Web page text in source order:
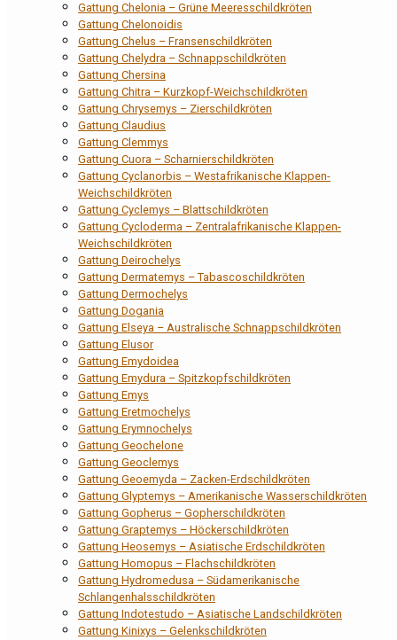
Gattung Chelonia – Grüne Meeresschildkröten
Gattung Chelonoidis
Gattung Chelus – Fransenschildkröten
Gattung Chelydra – Schnappschildkröten
Gattung Chersina
Gattung Chitra – Kurzkopf-Weichschildkröten
Gattung Chrysemys – Zierschildkröten
Gattung Claudius
Gattung Clemmys
Gattung Cuora – Scharnierschildkröten
Gattung Cyclanorbis – Westafrikanische Klappen-
Weichschildkröten
Gattung Cyclemys – Blattschildkröten
Gattung Cycloderma – Zentralafrikanische Klappen-
Weichschildkröten
Gattung Deirochelys
Gattung Dermatemys – Tabascoschildkröten
Gattung Dermochelys
Gattung Dogania
Gattung Elseya – Australische Schnappschildkröten
Gattung Elusor
Gattung Emydoidea
Gattung Emydura – Spitzkopfschildkröten
Gattung Emys
Gattung Eretmochelys
Gattung Erymnochelys
Gattung Geochelone
Gattung Geoclemys
Gattung Geoemyda – Zacken-Erdschildkröten
Gattung Glyptemys – Amerikanische Wasserschildkröten
Gattung Gopherus – Gopherschildkröten
Gattung Graptemys – Höckerschildkröten
Gattung Heosemys – Asiatische Erdschildkröten
Gattung Homopus – Flachschildkröten
Gattung Hydromedusa – Südamerikanische
Schlangenhalsschildkröten
Gattung Indotestudo – Asiatische Landschildkröten
Gattung Kinixys – Gelenkschildkröten